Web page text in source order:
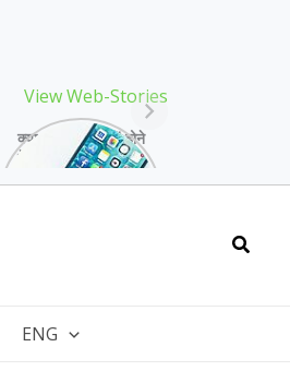
View Web-Stories
क्या storage full होने
के बाद मोबाइल हो रहा है
ENG